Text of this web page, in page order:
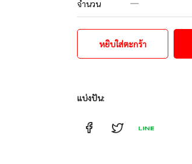
จำนวน
หยิบใส่ตะกร้า
แบ่งปัน: